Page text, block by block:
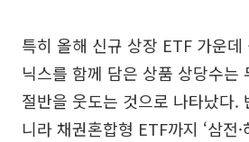
특히 올해 신규 상장 ETF 가운데
닉스를 함께 담은 상품 상당수는
절반을 웃도는 것으로 나타났다.
니라 채권혼합형 ETF까지 ‘삼전